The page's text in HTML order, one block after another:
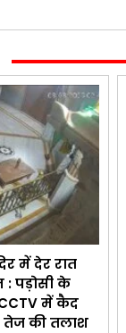
में देर रात
: पड़ोसी के
में कैद
तेज की तलाश